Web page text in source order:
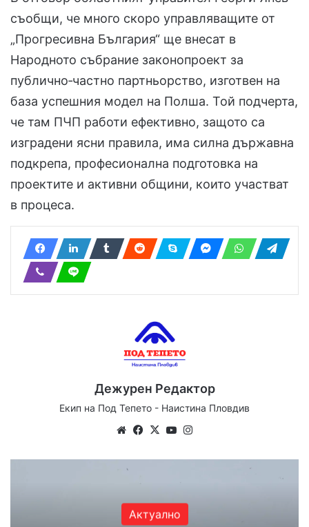
съобщи, че много скоро управляващите от
„Прогресивна България“ ще внесат в
Народното събрание законопроект за
публично‑частно партньорство, изготвен на
база успешния модел на Полша. Той подчерта,
че там ПЧП работи ефективно, защото са
изградени ясни правила, има силна държавна
подкрепа, професионална подготовка на
проектите и активни общини, които участват
в процеса.
Дежурен Редактор
Екип на Под Тепето - Наистина Пловдив
WebsiteFacebook
X YouTube
Актуално